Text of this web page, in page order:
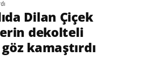
Dilan Çiçek
dekolteli
kamaştırdı